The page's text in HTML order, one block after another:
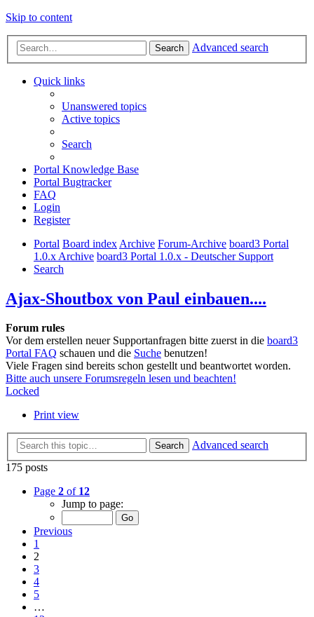
Skip to content
Search Advanced search
Quick links
Unanswered topics
Active topics
Search
Portal Knowledge Base
Portal Bugtracker
FAQ
Login
Register
Portal Board index Archive Forum-Archive board3 Portal
1.0.x Archive board3 Portal 1.0.x - Deutscher Support
Search
Ajax-Shoutbox von Paul einbauen....
Forum rules
Vor dem erstellen neuer Supportanfragen bitte zuerst in die board3
Portal FAQ schauen und die Suche benutzen!
Viele Fragen sind bereits schon gestellt und beantwortet worden.
Bitte auch unsere Forumsregeln lesen und beachten!
Locked
Print view
Search
Advanced search
175 posts
Page 2 of 12
Jump to page:
Previous
1
2
3
4
5
…